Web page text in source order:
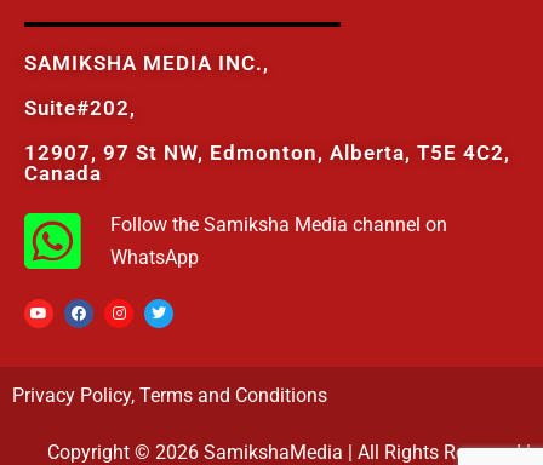
SAMIKSHA MEDIA INC.,
Suite#202,
12907, 97 St NW, Edmonton, Alberta, T5E 4C2,
Canada
Follow the Samiksha Media channel on
WhatsApp
Privacy Policy, Terms and Conditions
Copyright © 2026 SamikshaMedia | All Rights Reserved |